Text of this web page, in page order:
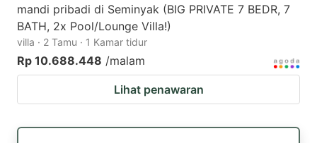
mandi pribadi di Seminyak (BIG PRIVATE 7 BEDR, 7
BATH, 2x Pool/Lounge Villa!)
villa · 2 Tamu · 1 Kamar tidur
Rp 10.688.448 /malam
Lihat penawaran